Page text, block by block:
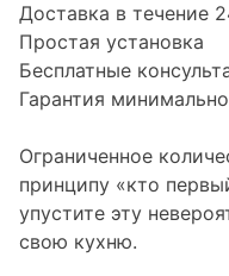
Доставка в течение
Простая установка
Бесплатные
Гарантия
Ограниченное
принципу «кто
упустите эту
свою кухню.